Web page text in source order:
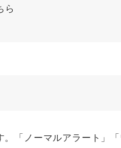
ら
「ノーマルアラート」「